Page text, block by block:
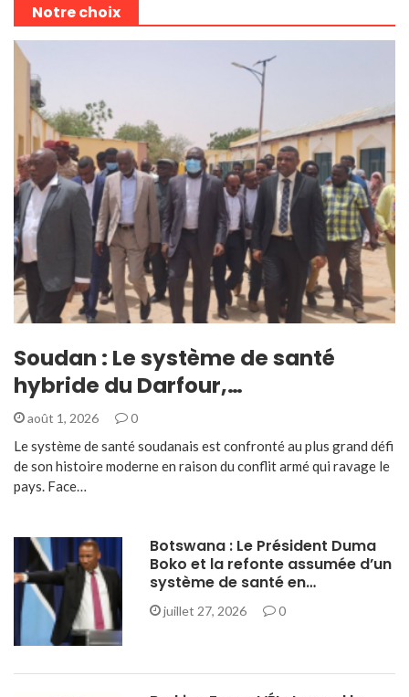
Notre choix
Soudan : Le système de santé
hybride du Darfour,…
août 1, 2026 0
Le système de santé soudanais est confronté au plus grand défi
de son histoire moderne en raison du conflit armé qui ravage le
pays. Face…
Botswana : Le Président Duma
Boko et la refonte assumée d’un
système de santé en…
juillet 27, 2026 0